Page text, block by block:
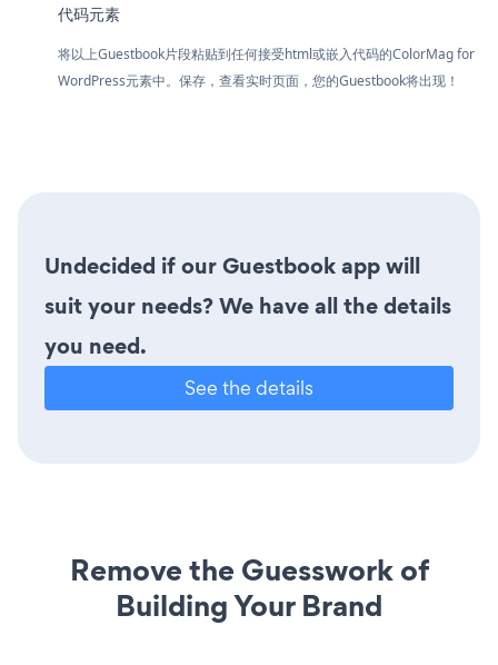
代码元素
将以上Guestbook片段粘贴到任何接受html或嵌入代码的ColorMag for
WordPress元素中。保存，查看实时页面，您的Guestbook将出现！
Undecided if our Guestbook app will
suit your needs? We have all the details
you need.
See the details
Remove the Guesswork of
Building Your Brand